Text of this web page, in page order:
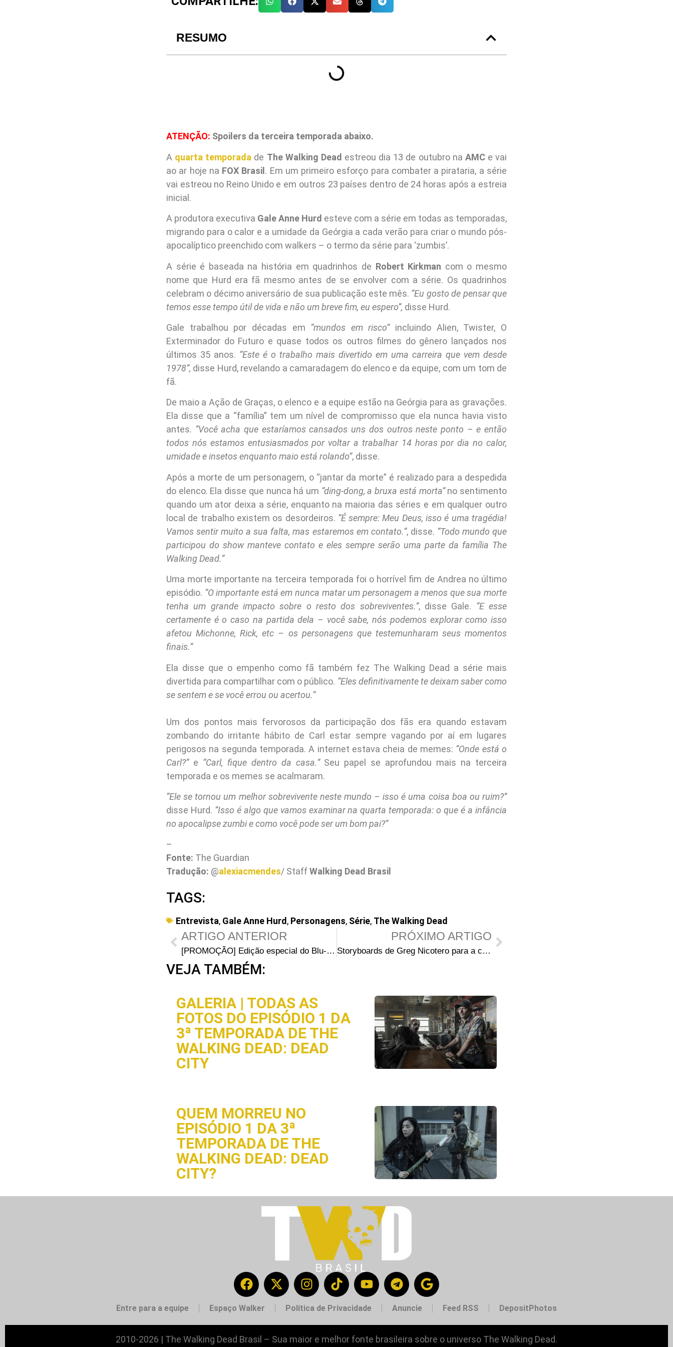
RESUMO
ATENÇÃO: Spoilers da terceira temporada abaixo.
A quarta temporada de The Walking Dead estreou dia 13 de outubro na AMCe vai
ao ar hoje na FOX Brasil. Em um primeiro esforço para combater a pirataria, a série
vai estreou no Reino Unido e em outros 23 países dentro de 24 horas após a estreia
inicial.
A produtora executiva Gale Anne Hurd esteve com a série em todas as temporadas,
migrando para o calor e a umidade da Geórgia a cada verão para criar o mundo pós-
apocalíptico preenchido com walkers – o termo da série para ‘zumbis’.
A série é baseada na história em quadrinhos de Robert Kirkman com o mesmo
nome que Hurd era fã mesmo antes de se envolver com a série. Os quadrinhos
celebram o décimo aniversário de sua publicação este mês. “Eu gosto de pensar que
temos esse tempo útil de vida e não um breve fim, eu espero”, disse Hurd.
Gale trabalhou por décadas em “mundos em risco”incluindo Alien, Twister, O
Exterminador do Futuro e quase todos os outros filmes do gênero lançados nos
últimos 35 anos. “Este é o trabalho mais divertido em uma carreira que vem desde
1978”, disse Hurd, revelando a camaradagem do elenco e da equipe, com um tom de
fã.
De maio a Ação de Graças, o elenco e a equipe estão na Geórgia para as gravações.
Ela disse que a “família” tem um nível de compromisso que ela nunca havia visto
antes. “Você acha que estaríamos cansados uns dos outros neste ponto – e então
todos nós estamos entusiasmados por voltar a trabalhar 14 horas por dia no calor,
umidade e insetos enquanto maio está rolando”, disse.
Após a morte de um personagem, o “jantar da morte” é realizado para a despedida
do elenco. Ela disse que nunca há um “ding-dong, a bruxa está morta”no sentimento
quando um ator deixa a série, enquanto na maioria das séries e em qualquer outro
local de trabalho existem os desordeiros. “É sempre: Meu Deus, isso é uma tragédia!
Vamos sentir muito a sua falta, mas estaremos em contato.”, disse. “Todo mundo que
participou do show manteve contato e eles sempre serão uma parte da família The
Walking Dead.”
Uma morte importante na terceira temporada foi o horrível fim de Andrea no último
episódio. “O importante está em nunca matar um personagem a menos que sua morte
tenha um grande impacto sobre o resto dos sobreviventes.”, disse Gale. “E esse
certamente é o caso na partida dela – você sabe, nós podemos explorar como isso
afetou Michonne, Rick, etc – os personagens que testemunharam seus momentos
finais.”
Ela disse que o empenho como fã também fez The Walking Dead a série mais
divertida para compartilhar com o público. “Eles definitivamente te deixam saber como
se sentem e se você errou ou acertou.”
Um dos pontos mais fervorosos da participação dos fãs era quando estavam
zombando do irritante hábito de Carl estar sempre vagando por aí em lugares
perigosos na segunda temporada. A internet estava cheia de memes: “Onde está o
Carl?”e “Carl, fique dentro da casa.”Seu papel se aprofundou mais na terceira
temporada e os memes se acalmaram.
“Ele se tornou um melhor sobrevivente neste mundo – isso é uma coisa boa ou ruim?”
disse Hurd. “Isso é algo que vamos examinar na quarta temporada: o que é a infância
no apocalipse zumbi e como você pode ser um bom pai?”
–
Fonte: The Guardian
Tradução: @alexiacmendes/ StaffWalking Dead Brasil
TAGS:
Entrevista, Gale Anne Hurd, Personagens, Série, The Walking Dead
ARTIGO ANTERIOR
[PROMOÇÃO] Edição especial do Blu-ray da 3ª Temporada de The Walking Dead
PRÓXIMO ARTIGO
Storyboards de Greg Nicotero para a cena épica dos zumbis no supermercado no episódio S04E01 “30 Days Without an Accident”
VEJA TAMBÉM:
GALERIA | TODAS AS
FOTOS DO EPISÓDIO 1 DA
3ª TEMPORADA DE THE
WALKING DEAD: DEAD
CITY
QUEM MORREU NO
EPISÓDIO 1 DA 3ª
TEMPORADA DE THE
WALKING DEAD: DEAD
CITY?
Entre para a equipe Espaço Walker Política de Privacidade Anuncie Feed RSS DepositPhotos
2010-2026 | The Walking Dead Brasil – Sua maior e melhor fonte brasileira sobre o universo The Walking Dead.